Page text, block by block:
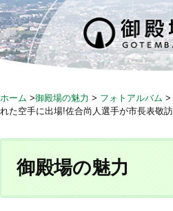
S
k
i
p
c
n
ホーム >御殿場の魅力 > フォトアルバム >
れた空手に出場!佐合尚人選手が市長表敬
御殿場の魅力